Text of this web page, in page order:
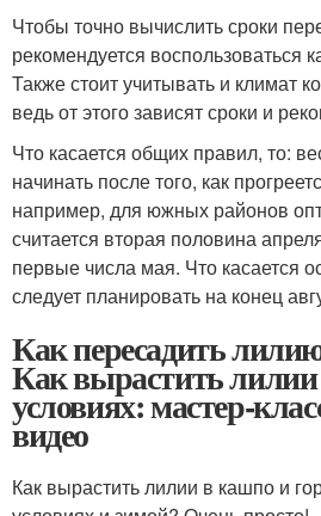
Чтобы точно вычислить сроки
рекомендуется воспользоваться
Также стоит учитывать и климат
ведь от этого зависят сроки и
Что касается общих правил, то:
начинать после того, как
например, для южных районов
считается вторая половина
первые числа мая. Что касается
следует планировать на конец
Как пересадить
Как вырастить
условиях: мастер-
видео
Как вырастить лилии в кашпо и